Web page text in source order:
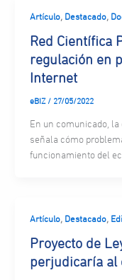
Artículo, Destacado,
Red Científica
regulación en
Internet
eBIZ / 27/05/2022
En un comunicado,
señala cómo
funcionamiento del
Artículo, Destacado,
Proyecto de
perjudicaría al